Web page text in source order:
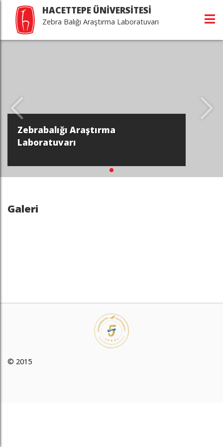
HACETTEPE ÜNİVERSİTESİ
Zebra Balığı Araştırma Laboratuvarı
Zebrabalığı Araştırma
Laboratuvarı
Galeri
© 2015